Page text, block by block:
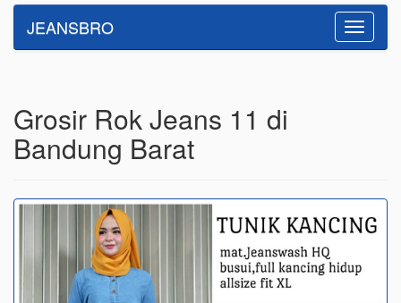
Toggle
JEANSBRO
Grosir Rok Jeans 11 di
Bandung Barat